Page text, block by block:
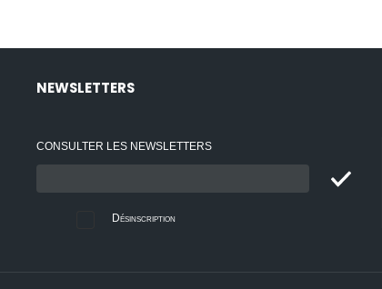
NEWSLETTERS
CONSULTER LES NEWSLETTERS
:
Désinscription